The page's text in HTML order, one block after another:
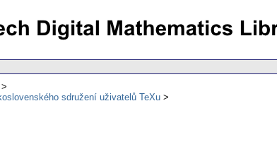
sdružení uživatelů TeXu